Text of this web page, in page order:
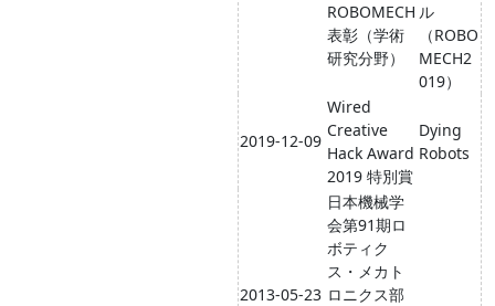
ROBOMECH
表彰（学術
研究分野）
ル
（ROBO
MECH2
019）
2019-12-09
Wired
Creative
Hack Award
2019 特別賞
Dying
Robots
2013-05-23
日本機械学
会第91期ロ
ボティク
ス・メカト
ロニクス部